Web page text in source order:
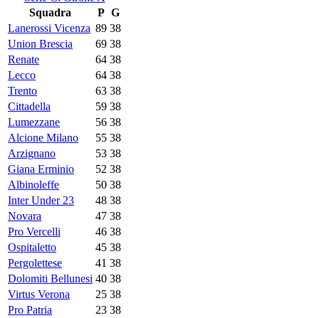
Squadra
P G
Lanerossi Vicenza 89 38
Union Brescia
69 38
Renate
64 38
Lecco
64 38
Trento
63 38
Cittadella
59 38
Lumezzane
56 38
Alcione Milano
55 38
Arzignano
53 38
Giana Erminio
52 38
Albinoleffe
50 38
Inter Under 23
48 38
Novara
47 38
Pro Vercelli
46 38
Ospitaletto
45 38
Pergolettese
41 38
Dolomiti Bellunesi 40 38
Virtus Verona
25 38
Pro Patria
23 38